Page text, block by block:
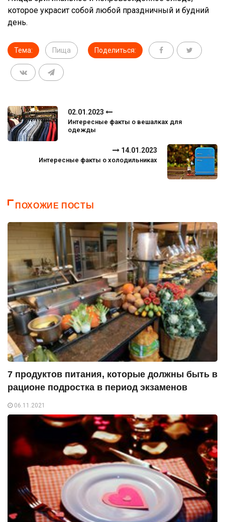
которое украсит собой любой праздничный и будний
день.
Тема: Пища Поделиться:
02.01.2023
Интересные факты о вешалках для
одежды
14.01.2023
Интересные факты о холодильниках
ПОХОЖИЕ ПОСТЫ
7 продуктов питания, которые должны быть в
рационе подростка в период экзаменов
06.11.2021